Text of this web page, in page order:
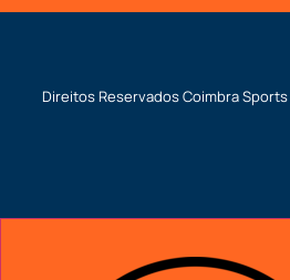
Direitos ReservadosCoimbra Sports